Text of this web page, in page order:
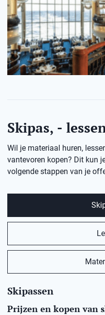
Skipas, -
Wil je materiaal huren,
vantevoren kopen? Dit kun
volgende stappen van je
Skipassen
Prijzen en kopen van